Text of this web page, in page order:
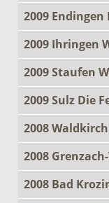
2009
2009 Ihringen
2009 Staufen
2009 Sulz Die
2008
2008
2008 Bad